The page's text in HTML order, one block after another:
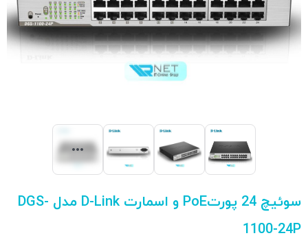
سوئیچ 24 پورتPoE و اسمارت D-Link مدل DGS-
1100-24P